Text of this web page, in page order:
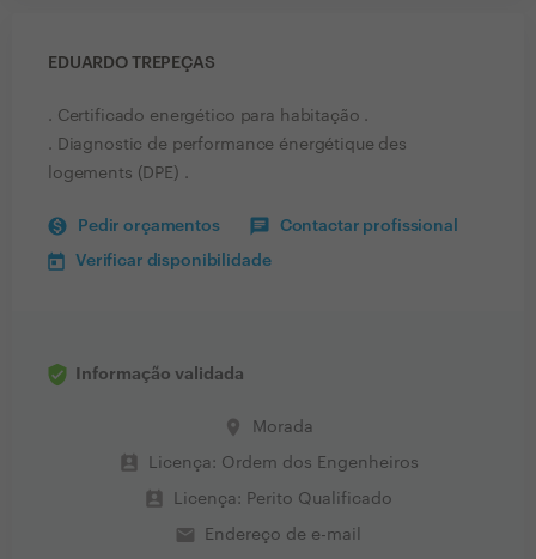
EDUARDO TREPEÇAS
. Certificado energético para habitação .
. Diagnostic de performance énergétique des
logements (DPE) .
Pedir orçamentos Contactar profissional
Verificar disponibilidade
Informação validada
place Morada
perm_contact_calendar Licença: Ordem dos Engenheiros
perm_contact_calendar Licença: Perito Qualificado
email Endereço de e-mail